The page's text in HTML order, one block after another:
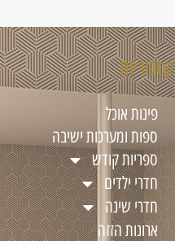
קטגוריות
פינות אוכל
ספות ומערכות ישיבה
ספריות קודש
חדרי ילדים
חדרי שינה
ארונות הזזה